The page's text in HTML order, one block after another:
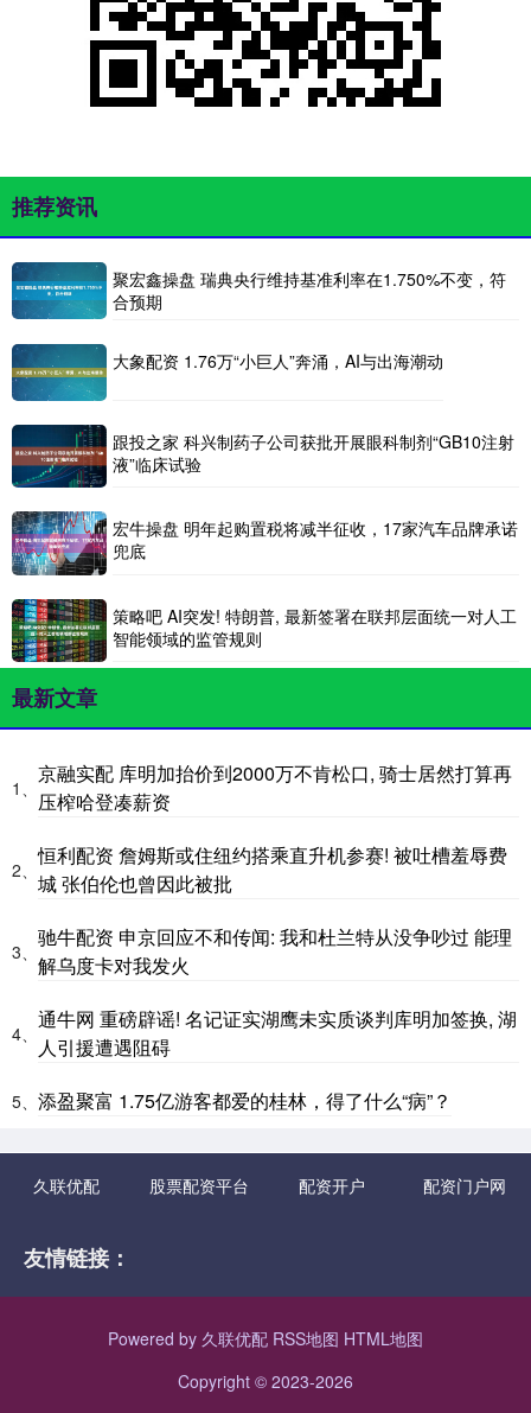
推荐资讯
聚宏鑫操盘 瑞典央行维持基准利率在1.750%不变，符
合预期
大象配资 1.76万“小巨人”奔涌，AI与出海潮动
跟投之家 科兴制药子公司获批开展眼科制剂“GB10注射
液”临床试验
宏牛操盘 明年起购置税将减半征收，17家汽车品牌承诺
兜底
策略吧 AI突发! 特朗普, 最新签署在联邦层面统一对人工
智能领域的监管规则
最新文章
1、
京融实配 库明加抬价到2000万不肯松口, 骑士居然打算再
压榨哈登凑薪资
2、
恒利配资 詹姆斯或住纽约搭乘直升机参赛! 被吐槽羞辱费
城 张伯伦也曾因此被批
3、
驰牛配资 申京回应不和传闻: 我和杜兰特从没争吵过 能理
解乌度卡对我发火
4、
通牛网 重磅辟谣! 名记证实湖鹰未实质谈判库明加签换, 湖
人引援遭遇阻碍
5、 添盈聚富 1.75亿游客都爱的桂林，得了什么“病”？
久联优配 股票配资平台 配资开户 配资门户网
友情链接：
Powered by 久联优配 RSS地图 HTML地图
Copyright © 2023-2026